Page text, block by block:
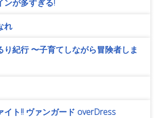
ンが多すぎる!
れ
り紀行 〜子育てしながら冒険者しま
イト!! ヴァンガード overDress